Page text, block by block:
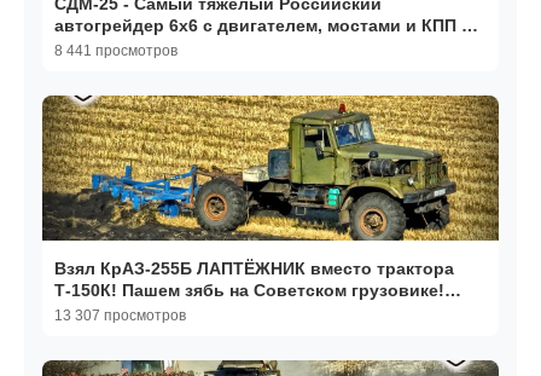
СДМ-25 - Самый тяжелый Российский
автогрейдер 6х6 с двигателем, мостами и КПП от
трактора Кировец!
8 441 просмотров
Взял КрАЗ-255Б ЛАПТЁЖНИК вместо трактора
Т-150К! Пашем зябь на Советском грузовике!
Машины СССР!
13 307 просмотров